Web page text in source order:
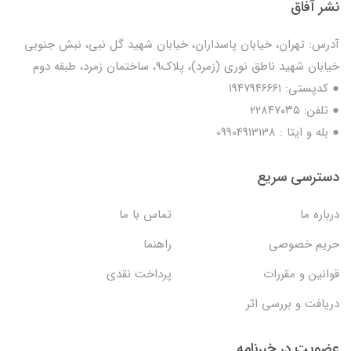
نشر آفاق
آدرس: تهران، خیابان پاسداران، خیابان شهید گل نبی، نبش جنوبی
خیابان شهید ناطق نوری (زمرد)، پلاک9، ساختمان زمرد، طبقه دوم
● کدپستی: ۱۹۴۷۹۴۶۶۶۱
● تلفن: ٢٢٨۴٧۰۳۵
● بله و ایتا : 09904913138
دسترسی سریع
درباره ما
تماس با ما
حریم خصوصی
راهنما
قوانین و مقررات
پرداخت نقدی
دریافت و بررسی اثر